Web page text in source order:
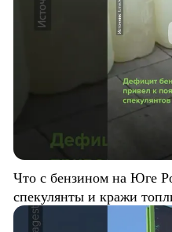
Что с бензином на Юге
спекулянты и кражи